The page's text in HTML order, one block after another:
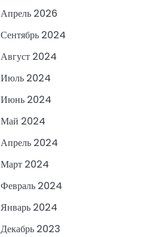
Апрель 2026
Сентябрь 2024
Август 2024
Июль 2024
Июнь 2024
Май 2024
Апрель 2024
Март 2024
Февраль 2024
Январь 2024
Декабрь 2023